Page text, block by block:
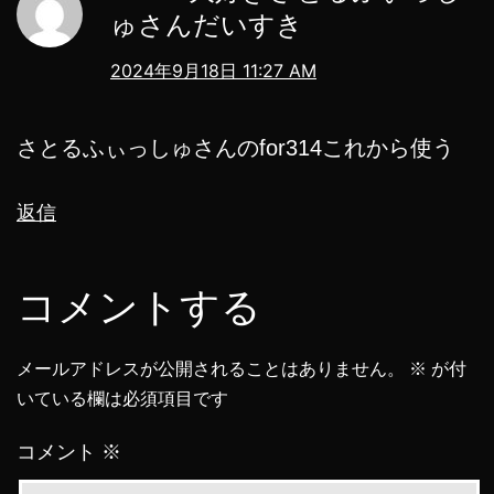
ゅさんだいすき
2024年9月18日 11:27 AM
さとるふぃっしゅさんのfor314これから使う
返信
コメントする
メールアドレスが公開されることはありません。 ※ が付
いている欄は必須項目です
コメント ※